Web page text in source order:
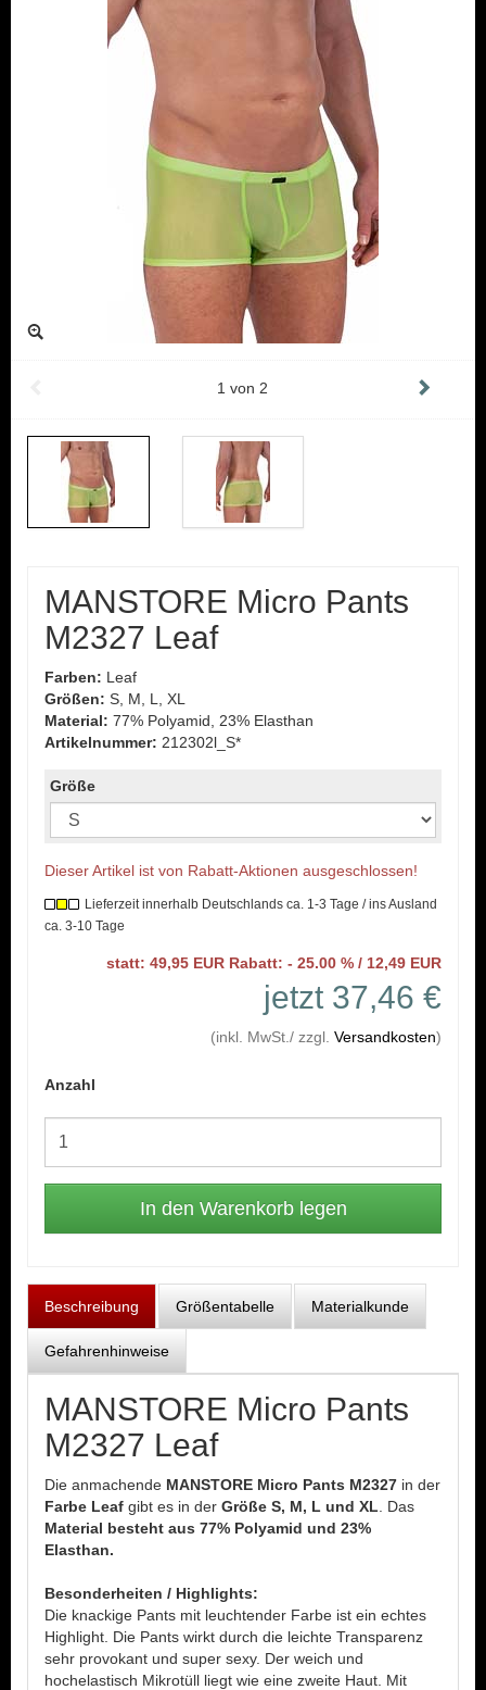
1 von 2
MANSTORE Micro Pants
M2327 Leaf
Farben: Leaf
Größen: S, M, L, XL
Material: 77% Polyamid, 23% Elasthan
Artikelnummer: 212302l_S*
Größe
Dieser Artikel ist von Rabatt-Aktionen ausgeschlossen!
Lieferzeit innerhalb Deutschlands ca. 1-3 Tage / ins Ausland
ca. 3-10 Tage
statt: 49,95 EUR Rabatt: - 25.00 % / 12,49 EUR
jetzt 37,46 €
(inkl. MwSt./ zzgl. Versandkosten)
Anzahl
Beschreibung Größentabelle Materialkunde
Gefahrenhinweise
MANSTORE Micro Pants
M2327 Leaf
Die anmachende MANSTORE Micro Pants M2327 in der
Farbe Leaf gibt es in der Größe S, M, L und XL . Das
Material besteht aus 77% Polyamid und 23%
Elasthan.
Besonderheiten / Highlights:
Die knackige Pants mit leuchtender Farbe ist ein echtes
Highlight. Die Pants wirkt durch die leichte Transparenz
sehr provokant und super sexy. Der weich und
hochelastisch Mikrotüll liegt wie eine zweite Haut. Mit